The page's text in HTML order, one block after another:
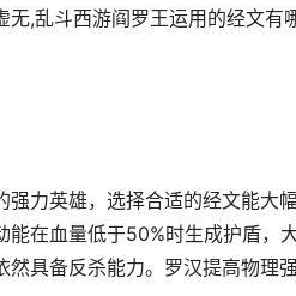
,乱斗西游阎罗王运用的经文有
力英雄，选择合适的经文能大
在血量低于50%时生成护盾，
具备反杀能力。罗汉提高物理